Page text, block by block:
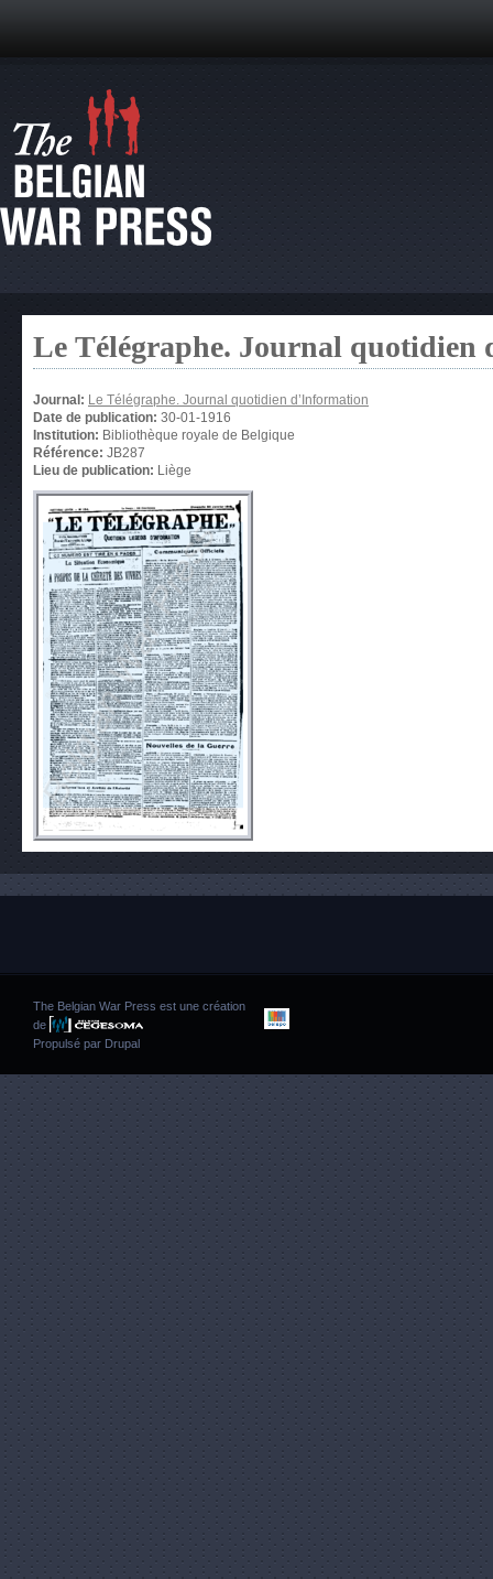
Le Télégraphe. Journal quotidien
Journal: Le Télégraphe. Journal quotidien d’Information
Date de publication: 30-01-1916
Institution: Bibliothèque royale de Belgique
Référence: JB287
Lieu de publication: Liège
The Belgian War Press est une création
de
Propulsé par Drupal